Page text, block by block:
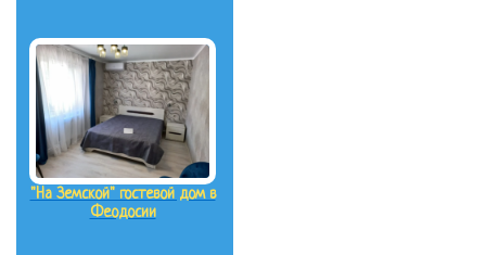
"На Земской" гостевой дом в
Феодосии